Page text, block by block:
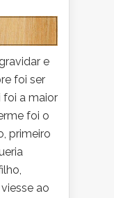
e
foi ser
foi a maior
foi o
primeiro
ao